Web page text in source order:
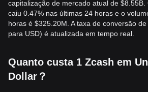
capitalização de mercado atual de $8.55B.
caiu 0.47% nas últimas 24 horas e o
horas é $325.20M. A taxa de conversão
para USD) é atualizada em tempo real.
Quanto custa 1 Zcash em
Dollar？